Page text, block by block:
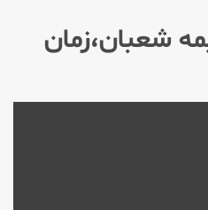
شعبان،زمان